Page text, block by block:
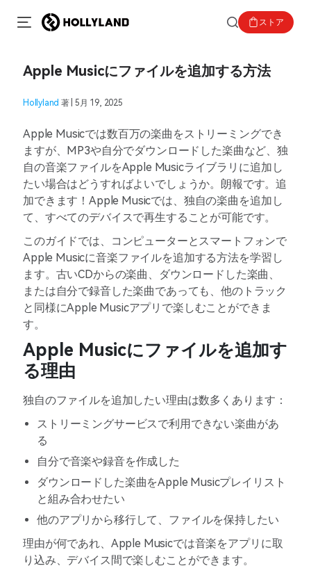
ストア
Apple Musicにファイルを追加する方法
Hollyland 著 | 5月 19, 2025
Apple Musicでは数百万の楽曲をストリーミングでき
ますが、MP3や自分でダウンロードした楽曲など、独
自の音楽ファイルをApple Musicライブラリに追加し
たい場合はどうすればよいでしょうか。朗報です。追
加できます！Apple Musicでは、独自の楽曲を追加し
て、すべてのデバイスで再生することが可能です。
このガイドでは、コンピューターとスマートフォンで
Apple Musicに音楽ファイルを追加する方法を学習し
ます。古いCDからの楽曲、ダウンロードした楽曲、
または自分で録音した楽曲であっても、他のトラック
と同様にApple Musicアプリで楽しむことができま
す。
Apple Musicにファイルを追加す
る理由
独自のファイルを追加したい理由は数多くあります：
ストリーミングサービスで利用できない楽曲があ
る
自分で音楽や録音を作成した
ダウンロードした楽曲をApple Musicプレイリスト
と組み合わせたい
他のアプリから移行して、ファイルを保持したい
理由が何であれ、Apple Musicでは音楽をアプリに取
り込み、デバイス間で楽しむことができます。